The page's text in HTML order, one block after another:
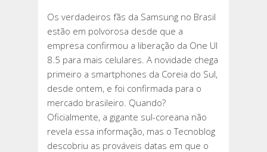
Os verdadeiros fãs da Samsung no Brasil
estão em polvorosa desde que a
empresa confirmou a liberação da One UI
8.5 para mais celulares. A novidade chega
primeiro a smartphones da Coreia do Sul,
desde ontem, e foi confirmada para o
mercado brasileiro. Quando?
Oficialmente, a gigante sul-coreana não
revela essa informação, mas o Tecnoblog
descobriu as prováveis datas em que o